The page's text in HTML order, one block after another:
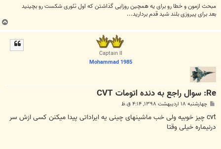
مبحث ازمون و خطا رو برای یه همچین روزایی گذاشتن که اول تئوری شکست رو بچینید
بعد برای پیروزی بلند شید قدم بردارید...
Captain II
Mohammad 1985
Re: سوال راجع به دنده اتومات CVT
س
ت
چهارشنبه ۱۸ اردیبهشت ۱۳۹۸, ۴:۱۴ ق.ظ
cvt چیز خوبیه ولی خب ماشینهای چینی یه ایراداتی پیدا میکنن کسی ازش سر
درنیماره خیلی وقتا